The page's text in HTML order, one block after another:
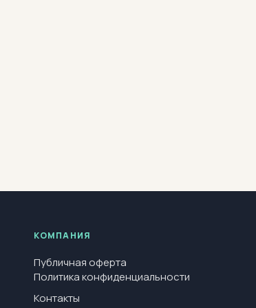
КОМПАНИЯ
Публичная оферта
Политика конфиденциальности
Контакты